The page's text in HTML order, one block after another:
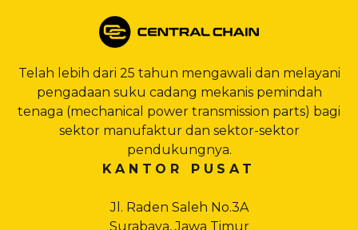
Telah lebih dari 25 tahun mengawali dan melayani
pengadaan suku cadang mekanis pemindah
tenaga (mechanical power transmission parts) bagi
sektor manufaktur dan sektor-sektor
pendukungnya.
KANTOR PUSAT
Jl. Raden Saleh No.3A
Surabaya, Jawa Timur